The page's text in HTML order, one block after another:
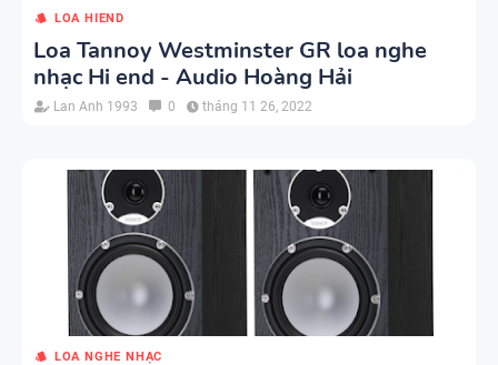
LOA HIEND
Loa Tannoy Westminster GR loa nghe
nhạc Hi end - Audio Hoàng Hải
Lan Anh 1993 0 tháng 11 26, 2022
LOA NGHE NHẠC